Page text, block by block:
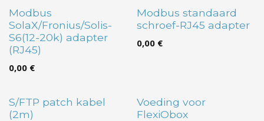
Modbus
SolaX/Fronius/Solis-
S6(12-20k) adapter
(RJ45)
0,00 €
Modbus standaard
schroef-RJ45 adapter
0,00€
S/FTP patch kabel
(2m)
Voeding voor
FlexiObox